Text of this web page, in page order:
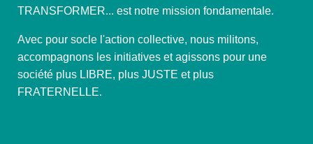
TRANSFORMER... est notre mission fondamentale.
Avec pour socle l'action collective, nous militons,
accompagnons les initiatives et agissons pour une
société plus LIBRE, plus JUSTE et plus
FRATERNELLE.